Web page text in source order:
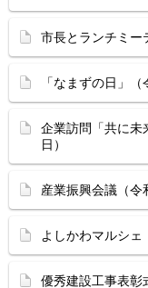
市長とランチミー
「なまずの日」（
企業訪問「共に未
日）
産業振興会議（令
よしかわマルシェ
優秀建設工事表彰